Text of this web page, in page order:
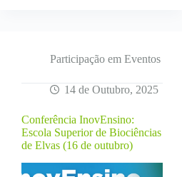
Participação em Eventos
14 de Outubro, 2025
Conferência InovEnsino:
Escola Superior de Biociências
de Elvas (16 de outubro)